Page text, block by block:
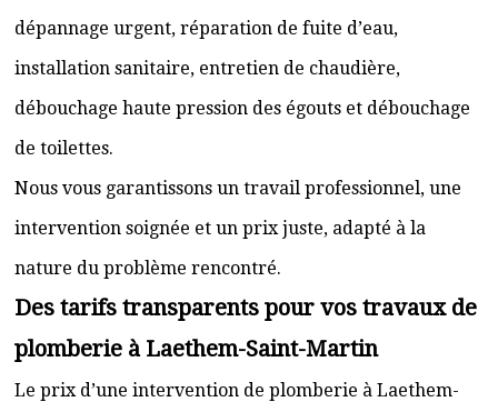
dépannage urgent, réparation de fuite d’eau,
installation sanitaire, entretien de chaudière,
débouchage haute pression des égouts et débouchage
de toilettes.
Nous vous garantissons un travail professionnel, une
intervention soignée et un prix juste, adapté à la
nature du problème rencontré.
Des tarifs transparents pour vos travaux de
plomberie à Laethem-Saint-Martin
Le prix d’une intervention de plomberie à Laethem-